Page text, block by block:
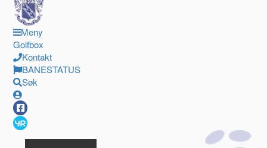
Meny
Golfbox
Kontakt
BANESTATUS
Søk